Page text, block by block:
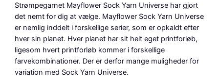
n
U
n
i
v
e
r
Strømpegarnet Mayflower Sock Yarn Universe har gjort
det nemt for dig at vælge. Mayflower Sock Yarn Universe
er nemlig inddelt i forskellige serier, som er opkaldt efter
hver sin planet. Hver planet har sit helt eget printforløb,
ligesom hvert printforløb kommer i forskellige
farvekombinationer. Der er derfor mange muligheder for
variation med Sock Yarn Universe.